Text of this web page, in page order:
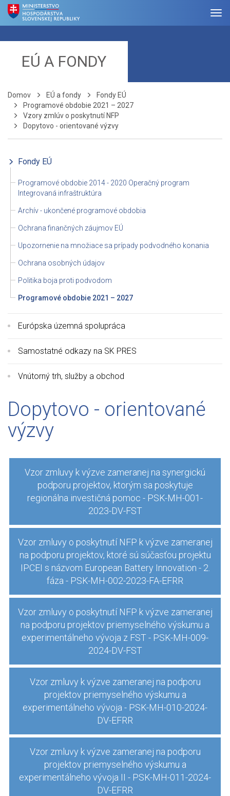
EÚ A FONDY
Domov EÚ a fondy
Fondy EÚ
Programové obdobie 2021 – 2027
Vzory zmlúv o poskytnutí NFP
Dopytovo - orientované výzvy
Fondy EÚ
Programové obdobie 2014 - 2020 Operačný program
Integrovaná infraštruktúra
Archív - ukončené programové obdobia
Ochrana finančných záujmov EÚ
Upozornenie na množiace sa prípady podvodného konania
Ochrana osobných údajov
Politika boja proti podvodom
Programové obdobie 2021 – 2027
Európska územná spolupráca
Samostatné odkazy na SK PRES
Vnútorný trh, služby a obchod
Dopytovo - orientované
výzvy
Vzor zmluvy k výzve zameranej na synergickú
podporu projektov, ktorým sa poskytuje
regionálna investičná pomoc - PSK-MH-001-
2023-DV-FST
Vzor zmluvy o poskytnutí NFP k výzve zameranej
na podporu projektov, ktoré sú súčasťou projektu
IPCEI s názvom European Battery Innovation - 2.
fáza - PSK-MH-002-2023-FA-EFRR
Vzor zmluvy o poskytnutí NFP k výzve zameranej
na podporu projektov priemyselného výskumu a
experimentálneho vývoja z FST - PSK-MH-009-
2024-DV-FST
Vzor zmluvy k výzve zameranej na podporu
projektov priemyselného výskumu a
experimentálneho vývoja - PSK-MH-010-2024-
DV-EFRR
Vzor zmluvy k výzve zameranej na podporu
projektov priemyselného výskumu a
experimentálneho vývoja II - PSK-MH-011-2024-
DV-EFRR